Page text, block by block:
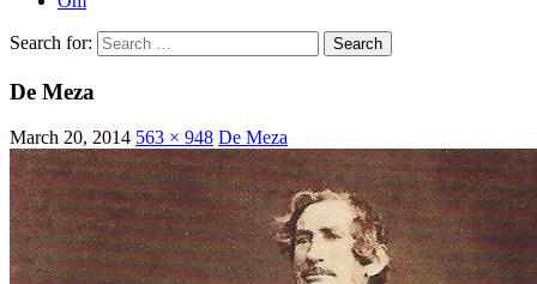
Search for:
De Meza
March 20, 2014 563 × 948 De Meza